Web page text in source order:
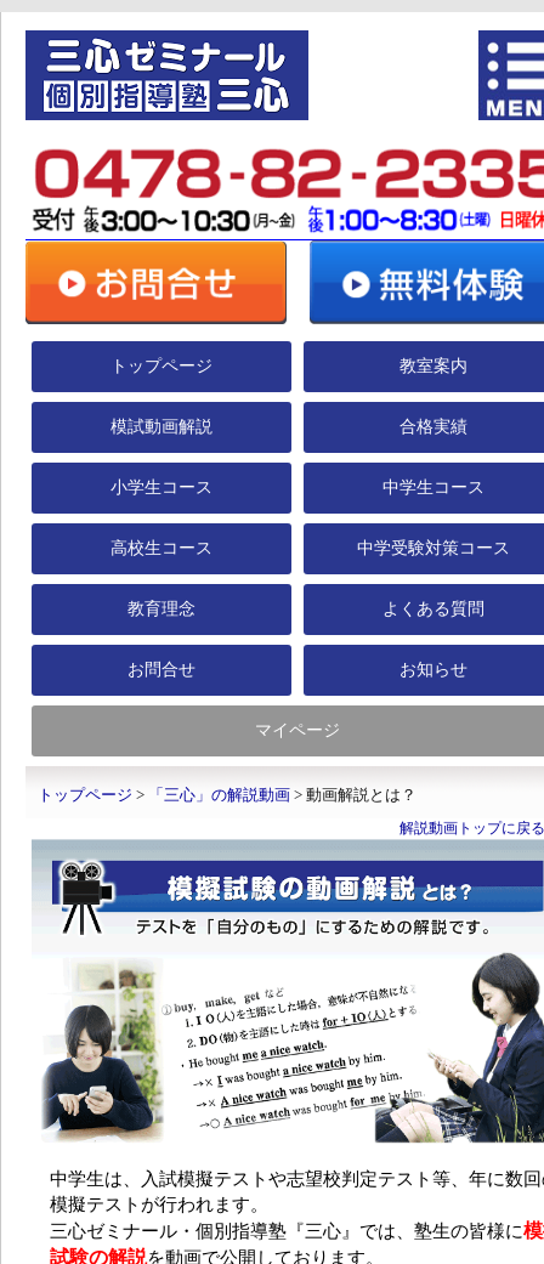
トップページ 教室案内
模試動画解説 合格実績
小学生コース 中学生コース
高校生コース 中学受験対策コース
教育理念 よくある質問
お問合せ お知らせ
マイページ
トップページ > 「三心」の解説動画 > 動画解説とは？
解説動画トップに戻る
中学生は、入試模擬テストや志望校判定テスト等、年に数
模擬テストが行われます。
三心ゼミナール・個別指導塾『三心』では、塾生の皆様に
試験の解説を動画で公開しております。